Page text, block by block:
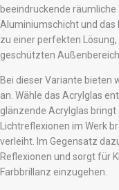
beeindruckende
Aluminiumschicht und
zu einer perfekten
geschützten
Bei dieser Variante bieten
an. Wähle das Acrylglas
glänzende Acrylglas
Lichtreflexionen im Werk
verleiht. Im Gegensatz
Reflexionen und sorgt für
Farbbrillanz einzugehen.